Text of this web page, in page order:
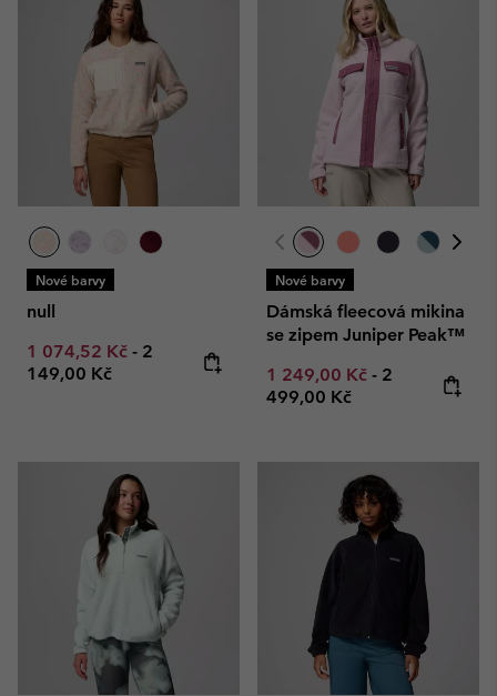
Nové barvy
null
Minimum sale price:
1 074,52 Kč - Maximum price:
2
149,00 Kč
Nové barvy
Dámská fleecová mikina
se zipem Juniper Peak™
Minimum sale price:
1 249,00 Kč - Maximum
2
499,00 Kč